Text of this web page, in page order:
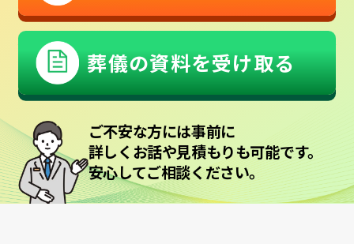
葬儀の資料を受け取る
ご不安な方には事前に
詳しくお話や見積もりも可能です。
安心してご相談ください。